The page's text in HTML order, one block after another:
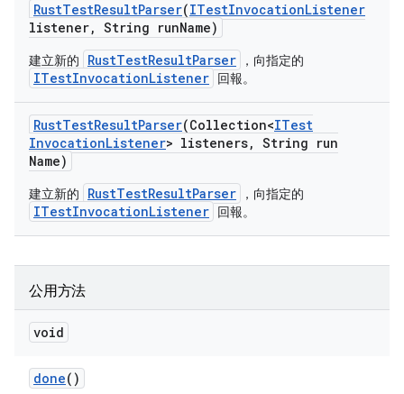
RustTestResultParser(ITestInvocationListener
listener, String runName)
建立新的 RustTestResultParser ，向指定的
ITestInvocationListener 回報。
RustTestResultParser(Collection<ITest
InvocationListener> listeners, String run
Name)
建立新的 RustTestResultParser ，向指定的
ITestInvocationListener 回報。
公用方法
void
done()